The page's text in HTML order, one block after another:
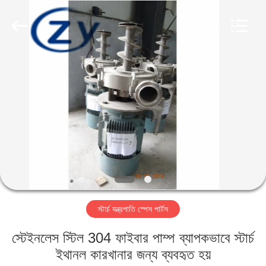
কারখানা
Engineering
স্টার্চ যন্ত্রপাতি স্পেস পার্টস
স্টেইনলেস স্টিল 304 ফাইবার পাম্প ব্যাপকভাবে স্টার্চ
ইথানল কারখানার জন্য ব্যবহৃত হয়